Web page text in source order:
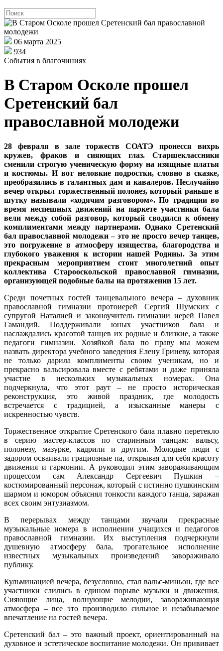
06 марта 2025
934
События в благочиниях
В Старом Осколе прошел
Сретенский бал
православной молодежи
28 февраля в зале торжеств СОАТЭ пронесся вихрь
кружев, фраков и сияющих глаз. Старшеклассники
сменили строгую ученическую форму на изящные платья
и костюмы. И вот неловкие подростки, словно в сказке,
преобразились в галантных дам и кавалеров. Неслучайно
вечер открыл торжественный полонез, который раньше в
шутку называли «ходячим разговором». По традиции во
время неспешных движений на паркете участники бала
вели между собой разговор, который сводился к обмену
комплиментами между партнерами. Однако Сретенский
бал православной молодежи – это не просто вечер танцев,
это погружение в атмосферу изящества, благородства и
глубокого уважения к истории нашей Родины. За этим
прекрасным мероприятием стоит многолетний опыт
коллектива Старооскольской православной гимназии,
организующей подобные балы на протяжении 15 лет.
Среди почетных гостей танцевального вечера – духовник
православной гимназии протоиерей Сергий Шумских с
супругой Наталией и законоучитель гимназии иерей Павел
Гамандий. Поддерживали юных участников бала и
наслаждались красотой танцев их родные и близкие, а также
педагоги гимназии. Хозяйкой бала по праву мы можем
назвать директора учебного заведения Елену Гриневу, которая
не только дарила комплименты своим ученикам, но и
прекрасно вальсировала вместе с ребятами и даже приняла
участие в нескольких музыкальных номерах. Она
подчеркнула, что этот раут – не просто историческая
реконструкция, это живой праздник, где молодость
встречается с традицией, а изысканные манеры с
искренностью чувств.
Торжественное открытие Сретенского бала плавно перетекло
в серию мастер-классов по старинным танцам: вальсу,
полонезу, мазурке, кадрили и другим. Молодые люди с
задором осваивали грациозные па, открывая для себя красоту
движения и гармонии. А руководил этим завораживающим
процессом сам Александр Сергеевич Пушкин –
костюмированный персонаж, который с истинно пушкинским
шармом и юмором объяснял тонкости каждого танца, заражая
всех своим энтузиазмом.
В перерывах между танцами звучали прекрасные
музыкальные номера в исполнении учащихся и педагогов
православной гимназии. Их выступления подчеркнули
душевную атмосферу бала, трогательное исполнение
известных музыкальных произведений завораживало
публику.
Кульминацией вечера, безусловно, стал вальс-миньон, где все
участники слились в едином порыве музыки и движения.
Сияющие лица, волнующие мелодии, завораживающая
атмосфера – все это производило сильное и незабываемое
впечатление на гостей вечера.
Сретенский бал – это важный проект, ориентированный на
духовное и эстетическое воспитание молодежи. Он прививает